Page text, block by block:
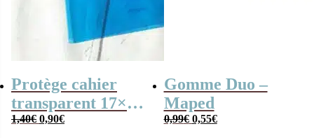
Protège cahier
transparent 17×22
– Calligraphe
1,40€ Le
0,90€Le
Gomme Duo –
Maped
0,99€ Le
0,55€Le